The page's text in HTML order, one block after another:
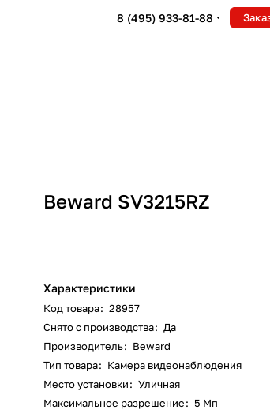
8 (495) 933-81-88
Beward SV3215RZ
Характеристики
Код товара: 28957
Снято с производства: Да
Производитель: Beward
Тип товара: Камера видеонаблюдения
Место установки: Уличная
Максимальное разрешение: 5 Мп